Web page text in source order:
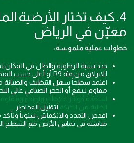
4. كيف تختار الأرضية
معيّن في الرياض
خطوات عملية ملموسة:
حدد نسبة الرطوبة والظل في المكان
للانزلاق من فئة R9 أو أعلى حسب المنطقة.
اعتمد سطحاً سهل التنظيف والصيانة
مقاوم للبقع أو الحجر الصناعي عالي
استخدم حواجز علامات واضحة
الخالية من الحركة لتقليل المخاطر.
افحص التمدد والانكماش سنوياً
مناسبة في تماس الأرض مع السطح